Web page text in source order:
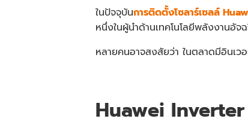
ในปัจจุบันการติดตั้งโซลาร์เซลล์
หนึ่งในผู้นำด้านเทคโนโลยีพลังงานอั
หลายคนอาจสงสัยว่า ในตลาดมีอินเ
Huawei Inverter